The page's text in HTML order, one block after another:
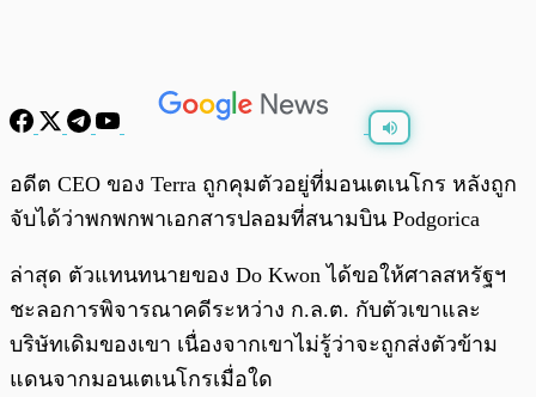
0:00 0:00
อดีต CEO ของ Terra ถูกคุมตัวอยู่ที่มอนเตเนโกร หลังถูก
จับได้ว่าพกพกพาเอกสารปลอมที่สนามบิน Podgorica
ล่าสุด ตัวแทนทนายของ Do Kwon ได้ขอให้ศาลสหรัฐฯ
ชะลอการพิจารณาคดีระหว่าง ก.ล.ต. กับตัวเขาและ
บริษัทเดิมของเขา เนื่องจากเขาไม่รู้ว่าจะถูกส่งตัวข้าม
แดนจากมอนเตเนโกรเมื่อใด